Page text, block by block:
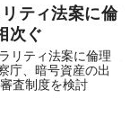
ティ法案に倫
次ぐ
リティ法案に倫理
庁、暗号資産の出
査制度を検討